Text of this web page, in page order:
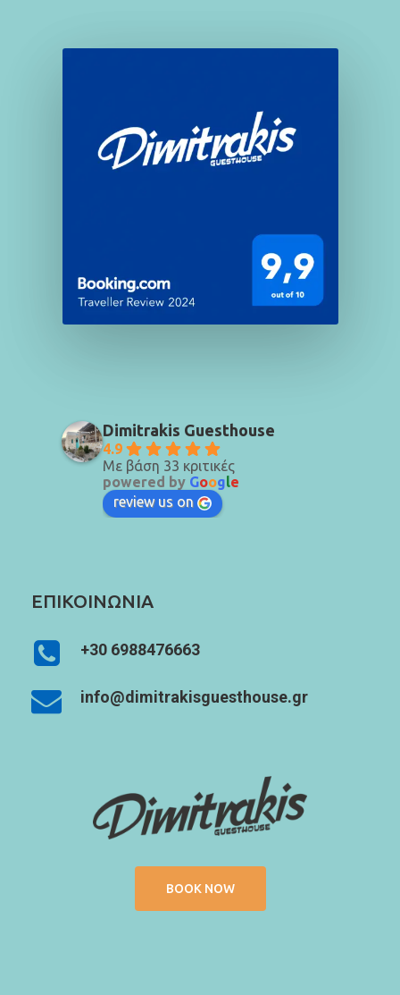
Dimitrakis Guesthouse
4.9
Με βάση 33 κριτικές
powered by Google
review us on
ΕΠΙΚΟΙΝΩΝΙΑ
+30 6988476663
info@dimitrakisguesthouse.gr
BOOK NOW